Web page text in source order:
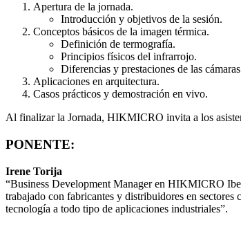
Apertura de la jornada.
Introducción y objetivos de la sesión.
Conceptos básicos de la imagen térmica.
Definición de termografía.
Principios físicos del infrarrojo.
Diferencias y prestaciones de las
Aplicaciones en arquitectura.
Casos prácticos y demostración en vivo.
Al finalizar la Jornada, HIKMICRO invita a los
PONENTE:
Irene Torija
“Business Development Manager en HIKMICRO
trabajado con fabricantes y distribuidores en
tecnología a todo tipo de aplicaciones industriales”.